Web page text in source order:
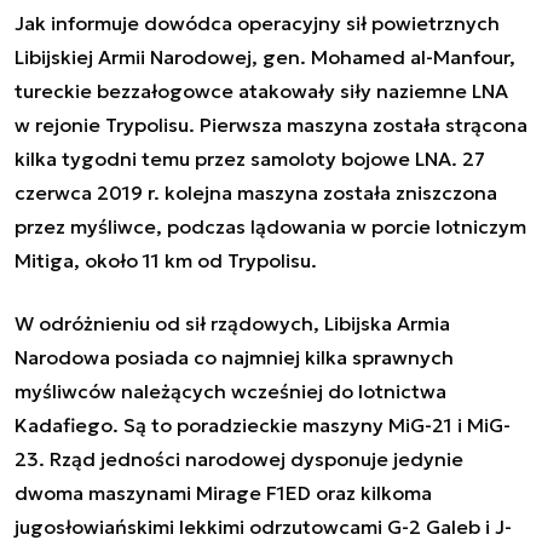
Jak informuje dowódca operacyjny sił powietrznych
Libijskiej Armii Narodowej, gen. Mohamed al-Manfour,
tureckie bezzałogowce atakowały siły naziemne LNA
w rejonie Trypolisu. Pierwsza maszyna została strącona
kilka tygodni temu przez samoloty bojowe LNA. 27
czerwca 2019 r. kolejna maszyna została zniszczona
przez myśliwce, podczas lądowania w porcie lotniczym
Mitiga, około 11 km od Trypolisu.
W odróżnieniu od sił rządowych, Libijska Armia
Narodowa posiada co najmniej kilka sprawnych
myśliwców należących wcześniej do lotnictwa
Kadafiego. Są to poradzieckie maszyny MiG-21 i MiG-
23. Rząd jedności narodowej dysponuje jedynie
dwoma maszynami Mirage F1ED oraz kilkoma
jugosłowiańskimi lekkimi odrzutowcami G-2 Galeb i J-